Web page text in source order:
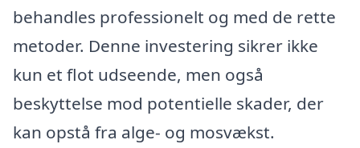
behandles professionelt og med de rette
metoder. Denne investering sikrer ikke
kun et flot udseende, men også
beskyttelse mod potentielle skader, der
kan opstå fra alge- og mosvækst.